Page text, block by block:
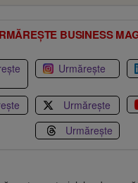
BUSINESS
Urmărește
Urmărește
Urmărește